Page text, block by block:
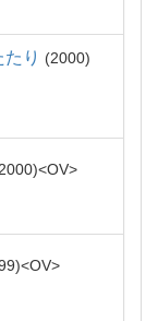
り
2000
2000 OV
OV